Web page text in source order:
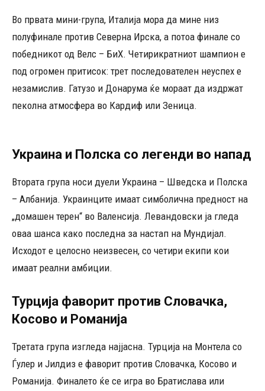
Во првата мини-група, Италија мора да мине низ
полуфинале против Северна Ирска, а потоа финале со
победникот од Велс – БиХ. Четирикратниот шампион е
под огромен притисок: трет последователен неуспех е
незамислив. Гатузо и Донарума ќе мораат да издржат
пеколна атмосфера во Кардиф или Зеница.
Украина и Полска со легенди во напад
Втората група носи дуели Украина – Шведска и Полска
– Албанија. Украинците имаат симболична предност на
„домашен терен“ во Валенсија. Левандовски ја гледа
оваа шанса како последна за настап на Мундијал.
Исходот е целосно неизвесен, со четири екипи кои
имаат реални амбиции.
Турција фаворит против Словачка,
Косово и Романија
Третата група изгледа најјасна. Турција на Монтела со
Ѓулер и Јилдиз е фаворит против Словачка, Косово и
Романија. Финалето ќе се игра во Братислава или